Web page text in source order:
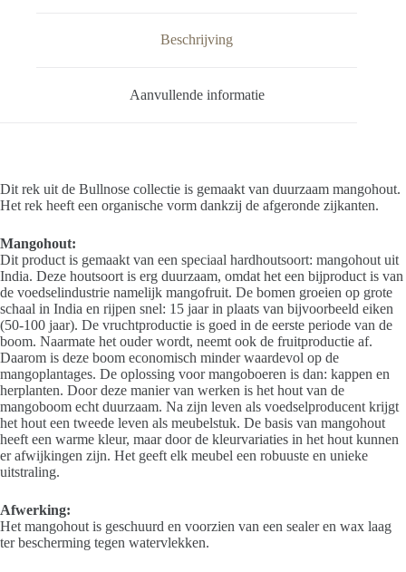
Beschrijving
Aanvullende informatie
Dit rek uit de Bullnose collectie is gemaakt van duurzaam mangohout.
Het rek heeft een organische vorm dankzij de afgeronde zijkanten.
Mangohout:
Dit product is gemaakt van een speciaal hardhoutsoort: mangohout uit
India. Deze houtsoort is erg duurzaam, omdat het een bijproduct is van
de voedselindustrie namelijk mangofruit. De bomen groeien op grote
schaal in India en rijpen snel: 15 jaar in plaats van bijvoorbeeld eiken
(50-100 jaar). De vruchtproductie is goed in de eerste periode van de
boom. Naarmate het ouder wordt, neemt ook de fruitproductie af.
Daarom is deze boom economisch minder waardevol op de
mangoplantages. De oplossing voor mangoboeren is dan: kappen en
herplanten. Door deze manier van werken is het hout van de
mangoboom echt duurzaam. Na zijn leven als voedselproducent krijgt
het hout een tweede leven als meubelstuk. De basis van mangohout
heeft een warme kleur, maar door de kleurvariaties in het hout kunnen
er afwijkingen zijn. Het geeft elk meubel een robuuste en unieke
uitstraling.
Afwerking:
Het mangohout is geschuurd en voorzien van een sealer en wax laag
ter bescherming tegen watervlekken.